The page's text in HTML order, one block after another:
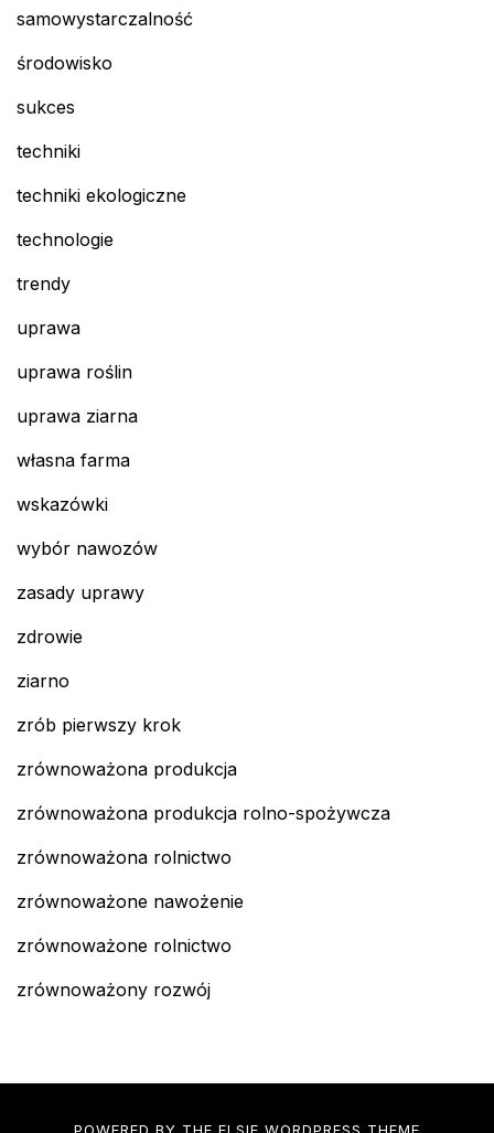
samowystarczalność
środowisko
sukces
techniki
techniki ekologiczne
technologie
trendy
uprawa
uprawa roślin
uprawa ziarna
własna farma
wskazówki
wybór nawozów
zasady uprawy
zdrowie
ziarno
zrób pierwszy krok
zrównoważona produkcja
zrównoważona produkcja rolno-spożywcza
zrównoważona rolnictwo
zrównoważone nawożenie
zrównoważone rolnictwo
zrównoważony rozwój